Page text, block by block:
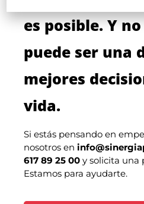
es posible. Y
puede ser una
mejores
vida.
Si estás pensando en
nosotros en
617 89 25 00 y solicita una
Estamos para ayudarte.